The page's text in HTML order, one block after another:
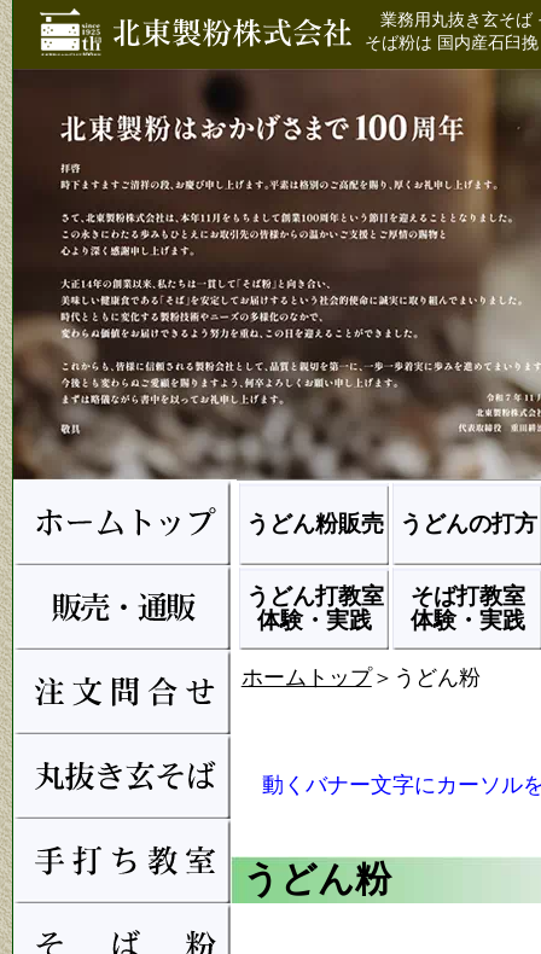
業務用丸抜き玄そ
そば粉は 国内産石臼
うどん粉販売 うどんの打方
うどん打教室
体験・実践
そば打教室
体験・実践
ホームトップ＞うどん粉
動くバナー文字にカーソル
うどん粉